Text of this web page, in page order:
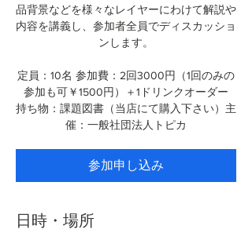
品背景などを様々なレイヤーにわけて解説や
内容を講義し、参加者全員でディスカッショ
ンします。
定員：10名 参加費：2回3000円（1回のみの
参加も可￥1500円）＋1ドリンクオーダー
持ち物：課題図書（当店にて購入下さい）主
催：一般社団法人トピカ
参加申し込み
日時・場所